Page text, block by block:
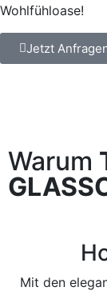
Wohlfühloase!
Jetzt
Warum
Mit den